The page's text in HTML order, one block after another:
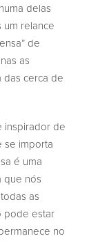
delas
um relance
de
as
das cerca de
inspirador de
se importa
é uma
que nós
as
pode estar
no